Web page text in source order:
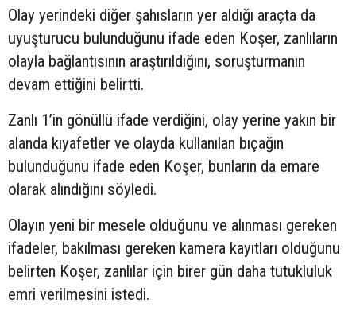
Olay yerindeki diğer şahısların yer aldığı araçta da
uyuşturucu bulunduğunu ifade eden Koşer, zanlıların
olayla bağlantısının araştırıldığını, soruşturmanın
devam ettiğini belirtti.
Zanlı 1’in gönüllü ifade verdiğini, olay yerine yakın bir
alanda kıyafetler ve olayda kullanılan bıçağın
bulunduğunu ifade eden Koşer, bunların da emare
olarak alındığını söyledi.
Olayın yeni bir mesele olduğunu ve alınması gereken
ifadeler, bakılması gereken kamera kayıtları olduğunu
belirten Koşer, zanlılar için birer gün daha tutukluluk
emri verilmesini istedi.